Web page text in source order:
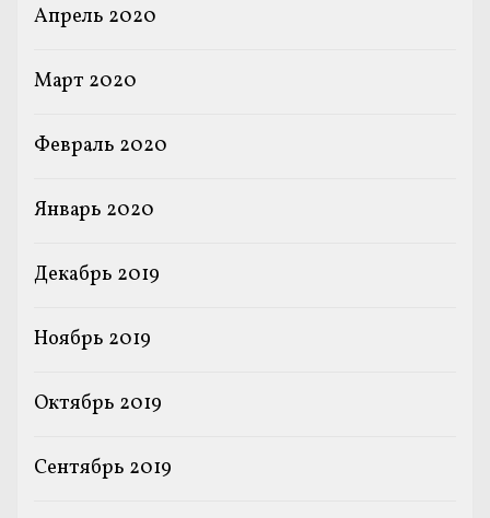
Апрель 2020
Март 2020
Февраль 2020
Январь 2020
Декабрь 2019
Ноябрь 2019
Октябрь 2019
Сентябрь 2019